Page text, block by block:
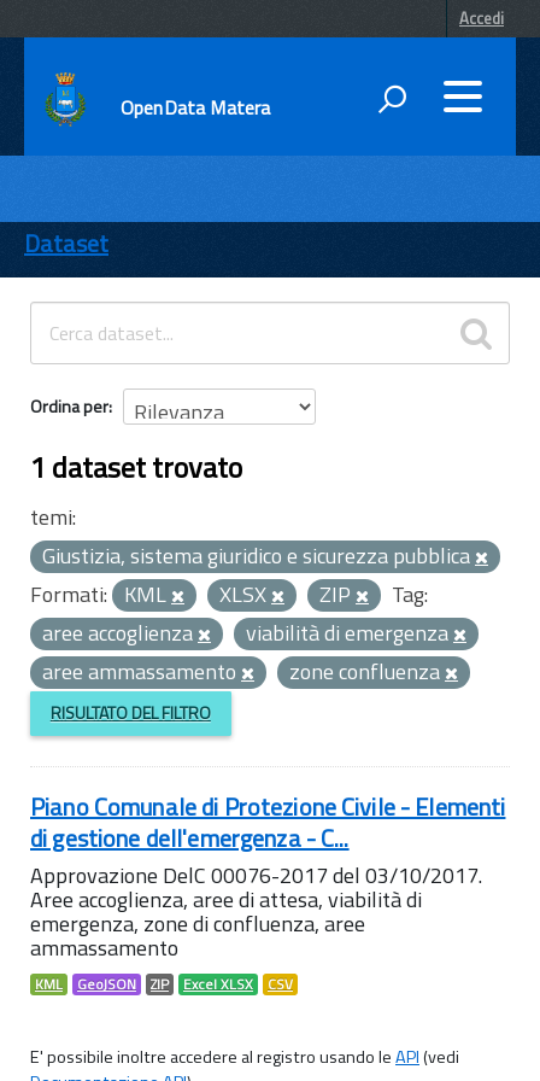
Accedi
OpenData Matera
ENTI
TEMI
INFORMAZIONI
Dataset
Ordina per
1 dataset trovato
temi:
Giustizia, sistema giuridico e sicurezza pubblica
Formati: KML XLSX ZIP
Tag:
aree accoglienza
viabilità di emergenza
aree ammassamento
zone confluenza
RISULTATO DEL FILTRO
Piano Comunale di Protezione Civile - Elementi
di gestione dell'emergenza - C...
Approvazione DelC 00076-2017 del 03/10/2017.
Aree accoglienza, aree di attesa, viabilità di
emergenza, zone di confluenza, aree
ammassamento
KML GeoJSON ZIP Excel XLSX CSV
E' possibile inoltre accedere al registro usando leAPI(vedi